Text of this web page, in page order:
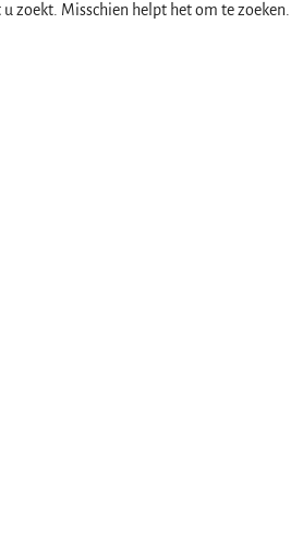
zoekt. Misschien helpt het om te zoeken.